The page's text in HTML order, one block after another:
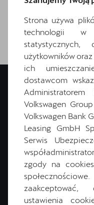
Wypełnij formularz.
wybrać
Strona używa
technologii w
użytkowników
ich
dostawcom
Volkswagen
Volkswagen Bank
Leasing GmbH
Serwis
zgody na
ustawienia